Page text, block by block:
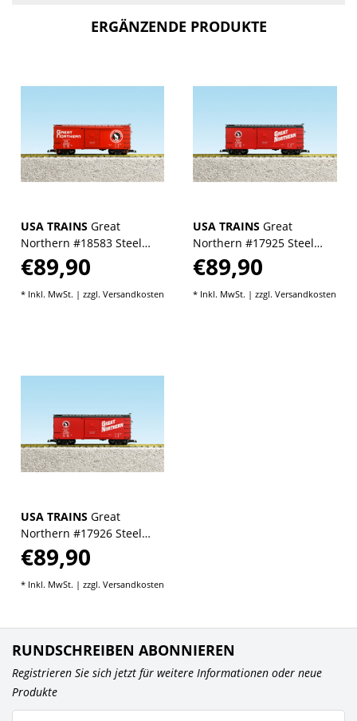
ERGÄNZENDE PRODUKTE
USA TRAINS Great
Northern #18583 Steel
Boxcar - Red
€89,90
* Inkl. MwSt. | zzgl. Versandkosten
USA TRAINS Great
Northern #17925 Steel
Boxcar - Red/Black
€89,90
* Inkl. MwSt. | zzgl. Versandkosten
USA TRAINS Great
Northern #17926 Steel
Boxcar - Red/Black
€89,90
* Inkl. MwSt. | zzgl. Versandkosten
RUNDSCHREIBEN ABONNIEREN
Registrieren Sie sich jetzt für weitere Informationen oder neue
Produkte